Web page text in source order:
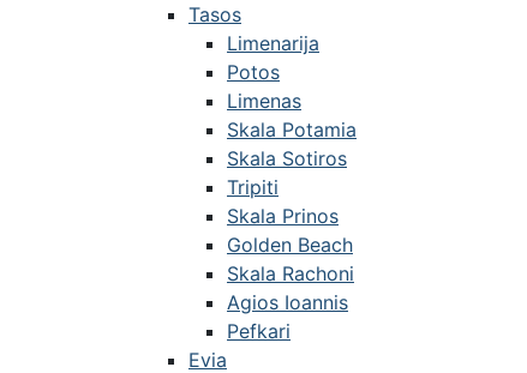
Tasos
Limenarija
Potos
Limenas
Skala Potamia
Skala Sotiros
Tripiti
Skala Prinos
Golden Beach
Skala Rachoni
Agios Ioannis
Pefkari
Evia